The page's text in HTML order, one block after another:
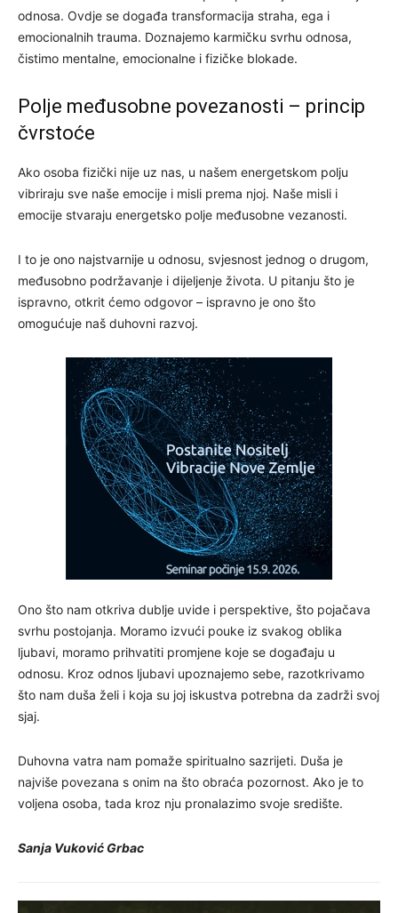
odnosa. Ovdje se događa transformacija straha, ega i
emocionalnih trauma. Doznajemo karmičku svrhu odnosa,
čistimo mentalne, emocionalne i fizičke blokade.
Polje međusobne povezanosti – princip
čvrstoće
Ako osoba fizički nije uz nas, u našem energetskom polju
vibriraju sve naše emocije i misli prema njoj. Naše misli i
emocije stvaraju energetsko polje međusobne vezanosti.
I to je ono najstvarnije u odnosu, svjesnost jednog o drugom,
međusobno podržavanje i dijeljenje života. U pitanju što je
ispravno, otkrit ćemo odgovor – ispravno je ono što
omogućuje naš duhovni razvoj.
Ono što nam otkriva dublje uvide i perspektive, što pojačava
svrhu postojanja. Moramo izvući pouke iz svakog oblika
ljubavi, moramo prihvatiti promjene koje se događaju u
odnosu. Kroz odnos ljubavi upoznajemo sebe, razotkrivamo
što nam duša želi i koja su joj iskustva potrebna da zadrži svoj
sjaj.
Duhovna vatra nam pomaže spiritualno sazrijeti. Duša je
najviše povezana s onim na što obraća pozornost. Ako je to
voljena osoba, tada kroz nju pronalazimo svoje središte.
Sanja Vuković Grbac